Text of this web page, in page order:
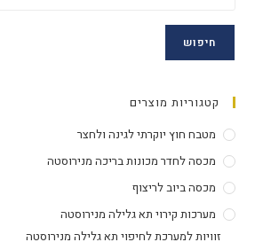
חיפוש
קטגוריות מוצרים
מטבח חוץ יוקרתי לגינה ולחצר
מכסה לחדר מכונות בריכה מנירוסטה
מכסה ביוב לריצוף
מערכות קירוי תא גלילה מנירוסטה
זוויות למערכת לחיפוי תא גלילה מנירוסטה